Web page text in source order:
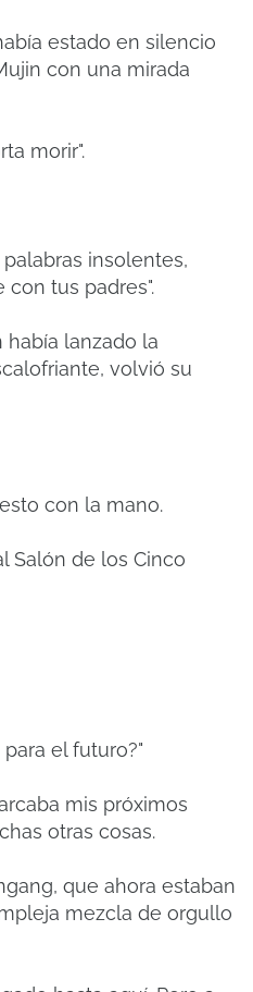
estado en silencio
con una mirada
morir".
insolentes,
tus padres".
había lanzado la
volvió su
con la mano.
Salón de los Cinco
el futuro?"
mis próximos
otras cosas.
que ahora estaban
mezcla de orgullo